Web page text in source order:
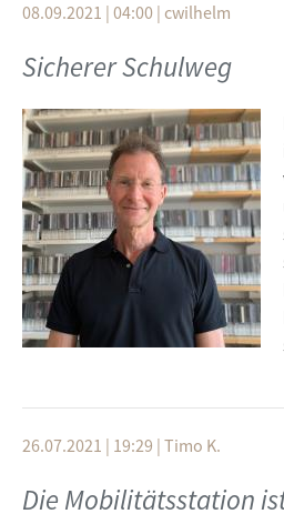
der Ukraine gestartet. Die
überschlagen sich. Nestor
ukrainischen Wurzeln und
Mahnwache zur
der Ukraine vom 23. Februar,
zur aktuellen Lage bereit
gestern stattgefunden.
Einen aktuellen Liveblog mit
es bei den Kolleg:innen der
08.09.2021 | 04:00 | cwilhelm
Sicherer Schulweg
und aufgezeigt, wie wir unsere
unterstützen können.
Weitere Informationen:
26.07.2021 | 19:29 | Timo K.
Die Mobilitätsstation